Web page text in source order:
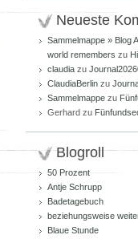
Neueste
Sammelmappe » Blog
world remembers zu
claudia zu
ClaudiaBerlin zu
Sammelmappe zu
Gerhard zu
Blogroll
50 Prozent
Antje Schrupp
Badetagebuch
beziehungsweise
Blaue Stunde